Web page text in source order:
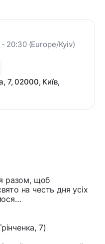
разом, щоб
на честь дня усіх
7)
20:30 (Europe/Kyiv)
7, 02000, Київ,